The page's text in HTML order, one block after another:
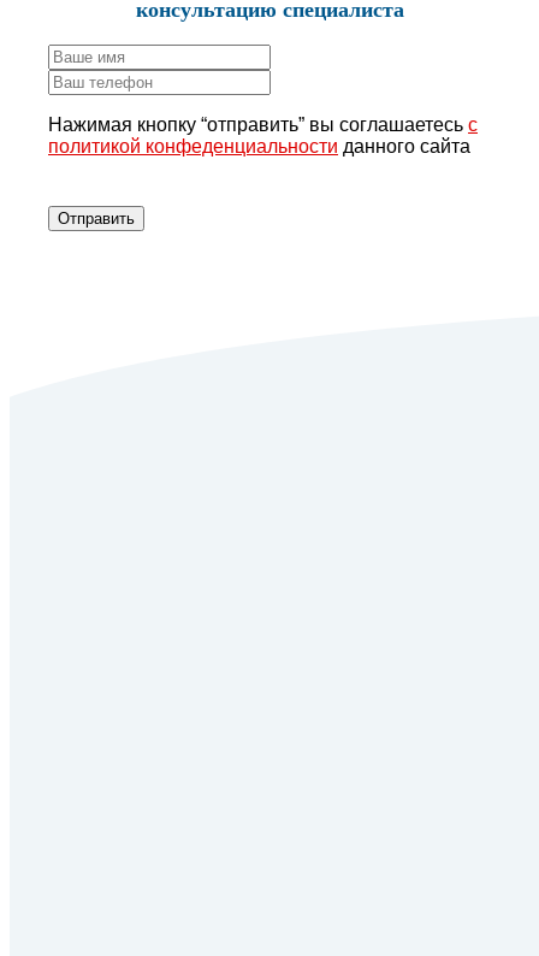
консультацию специалиста
Нажимая кнопку “отправить” вы соглашаетесь с
политикой конфеденциальности данного сайта
Отправить